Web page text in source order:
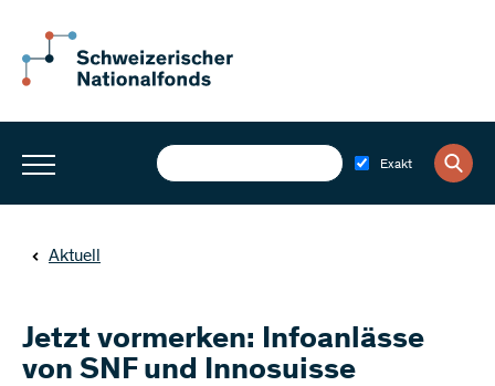
Exakt
Aktuell
Jetzt vormerken: Infoanlässe
von SNF und Innosuisse